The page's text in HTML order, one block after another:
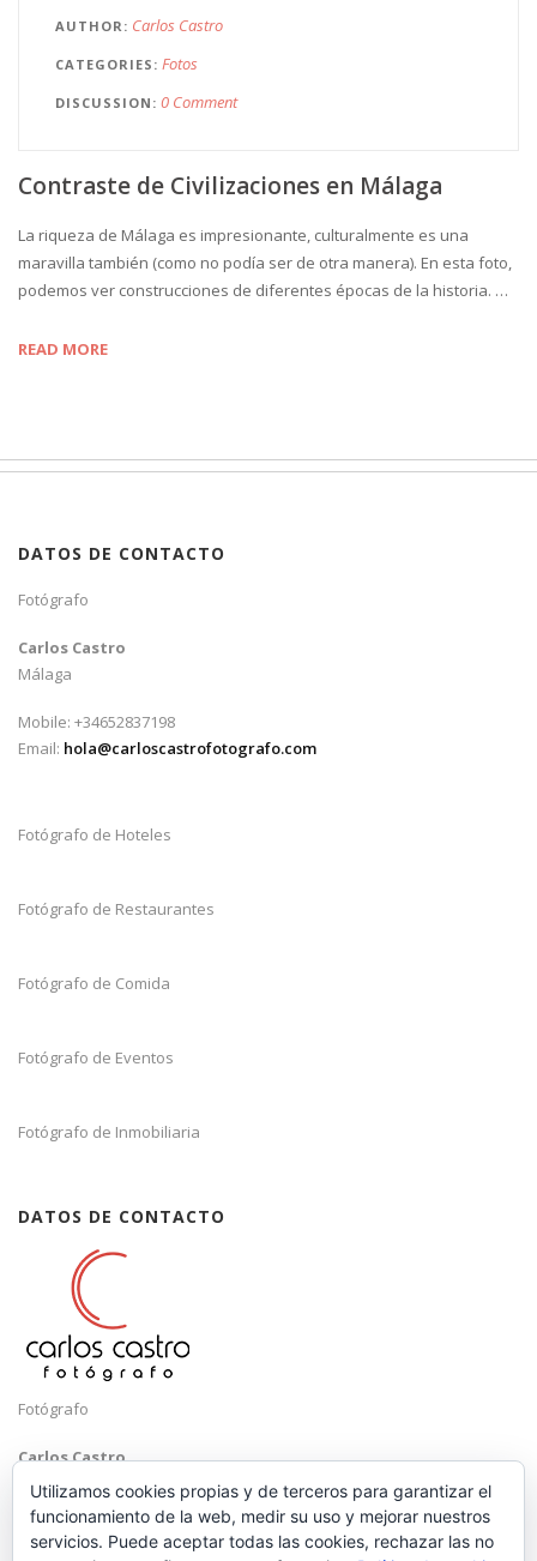
AUTHOR Carlos Castro
CATEGORIES Fotos
DISCUSSION 0 Comment
Contraste de Civilizaciones en Málaga
La riqueza de Málaga es impresionante, culturalmente es una
maravilla también (como no podía ser de otra manera). En esta foto,
podemos ver construcciones de diferentes épocas de la historia. …
READ MORE
DATOS DE CONTACTO
Fotógrafo
Carlos Castro
Málaga
Mobile: +34652837198
Email: hola@carloscastrofotografo.com
Fotógrafo de Hoteles
Fotógrafo de Restaurantes
Fotógrafo de Comida
Fotógrafo de Eventos
Fotógrafo de Inmobiliaria
DATOS DE CONTACTO
Fotógrafo
Carlos Castro
Málaga
Mobile: +34 652 83 71 98
Utilizamos cookies propias y de terceros para garantizar el
funcionamiento de la web, medir su uso y mejorar nuestros
servicios. Puede aceptar todas las cookies, rechazar las no